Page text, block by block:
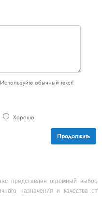
обычный текст!
Хорошо
Продолжить
представлен огромный выбор
назначения и качества от